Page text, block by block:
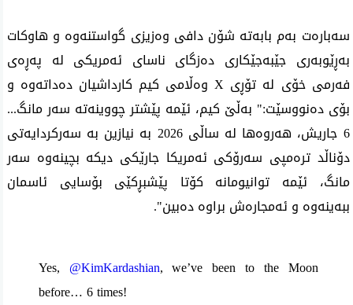
سەبارەت بەم بابەتە شۆن دافی وەزیزی گواستنەوە و هاوکات
بەڕێوبەری جێبەجێکاری دەزگای ناسای ئەمریکی لە پەڕەی
فەرمی خۆی لە تۆڕی X وەڵامی کیم کارداشیان دەداتەوە و
بۆی دەنووسێت:" بەڵێ کیم، ئێمە پێشتر چووینەتە سەر مانگ...
6 جاریش، هەروەها لە ساڵی 2026 بە نیازین بە سەرکردایەتی
دۆناڵد ترەمپی سەرۆکی ئەمریکا جارێکی دیکە بچینەوە سەر
مانگ، ئێمە توانیومانە کۆتا پێشبڕکێی بۆسایی ئاسمان
ببەینەوە و ئەمجارەش براوە دەبین".
Yes, @KimKardashian, we’ve been to the Moon
before… 6 times!